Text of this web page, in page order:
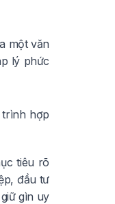
một văn
lý phức
hợp
tiêu rõ
đầu tư
gìn uy